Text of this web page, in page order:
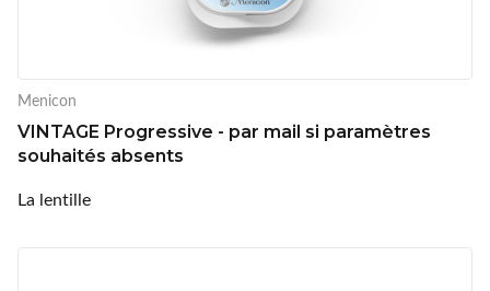
Menicon
VINTAGE Progressive - par mail si paramètres
souhaités absents
La lentille